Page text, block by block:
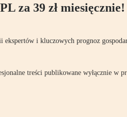
za 39 zł miesięcznie!
i kluczowych prognoz
treści publikowane wyłącznie w